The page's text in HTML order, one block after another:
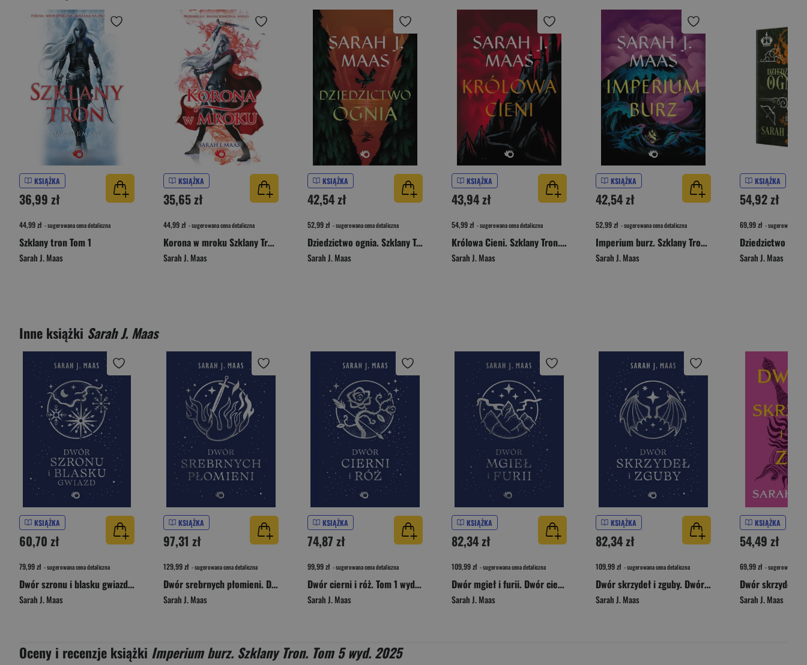
KSIĄŻKA
36,99 zł
44,99 zł - sugerowana cena detaliczna
Szklany tron Tom 1
Sarah J. Maas
KSIĄŻKA
35,65 zł
44,99 zł - sugerowana cena detaliczna
Korona w mroku Szklany Tron Tom 2
Sarah J. Maas
KSIĄŻKA
42,54 zł
52,99 zł - sugerowana cena detaliczna
Dziedzictwo ognia. Szklany Tron. Tom 3 wyd. 2025
Sarah J. Maas
KSIĄŻKA
43,94 zł
54,99 zł - sugerowana cena detaliczna
Królowa Cieni. Szklany Tron. Tom 4 wyd. 2025
Sarah J. Maas
KSIĄŻKA
42,54 zł
52,99 zł - sugerowana cena detaliczna
Imperium burz. Szklany Tron. Tom 5 wyd. 2025
Sarah J. Maas
KSIĄŻKA
54,92 zł
69,99 zł - sugerowana
Sarah J. Maas
Inne książki Sarah J. Maas
KSIĄŻKA
60,70 zł
79,99 zł - sugerowana cena detaliczna
Dwór szronu i blasku gwiazd. Dwór cierni i róż. Tom 4 wyd. 2026
Sarah J. Maas
KSIĄŻKA
97,31 zł
129,99 zł - sugerowana cena detaliczna
Dwór srebrnych płomieni. Dwór cierni i róż. Tom 5 wyd. 2026
Sarah J. Maas
KSIĄŻKA
74,87 zł
99,99 zł - sugerowana cena detaliczna
Dwór cierni i róż. Tom 1 wyd. 2026
Sarah J. Maas
KSIĄŻKA
82,34 zł
109,99 zł - sugerowana cena detaliczna
Dwór mgieł i furii. Dwór cierni i róż. Tom 2 wyd. 2026
Sarah J. Maas
KSIĄŻKA
82,34 zł
109,99 zł - sugerowana cena detaliczna
Dwór skrzydeł i zguby. Dwór cierni i róż. Tom 3 wyd. 2026
Sarah J. Maas
KSIĄŻKA
54,49 zł
69,99 zł - sugerowana
Sarah J. Maas
Oceny i recenzje książki Imperium burz. Szklany Tron. Tom 5 wyd. 2025